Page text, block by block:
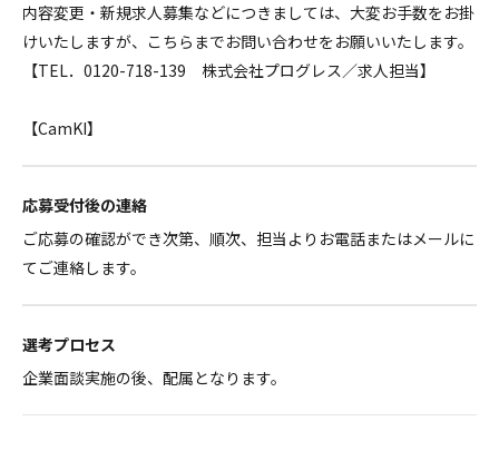
内容変更・新規求人募集などにつきましては、大変お手数をお掛
けいたしますが、こちらまでお問い合わせをお願いいたします。
【TEL．0120-718-139 株式会社プログレス／求人担当】
【CamKI】
応募受付後の連絡
ご応募の確認ができ次第、順次、担当よりお電話またはメールに
てご連絡します。
選考プロセス
企業面談実施の後、配属となります。